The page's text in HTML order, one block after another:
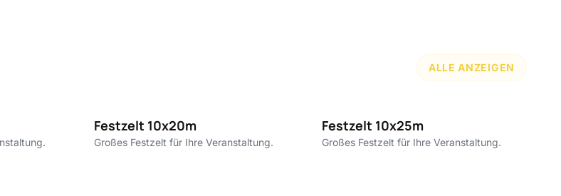
ALLE ANZEIGEN
Festzelt 10x20m
Großes Festzelt für Ihre Veranstaltung.
Festzelt 10x25m
Großes Festzelt für Ihre Veranstaltung.